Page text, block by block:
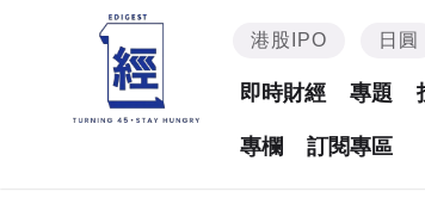
港股IPO 日圓
即時財經 專題
專欄 訂閱專區